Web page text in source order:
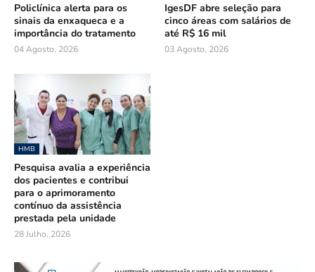
Policlínica alerta para os
sinais da enxaqueca e a
importância do tratamento
04 Agosto, 2026
IgesDF abre seleção para
cinco áreas com salários de
até R$ 16 mil
03 Agosto, 2026
HMB
Pesquisa avalia a experiência
dos pacientes e contribui
para o aprimoramento
contínuo da assistência
prestada pela unidade
28 Julho, 2026